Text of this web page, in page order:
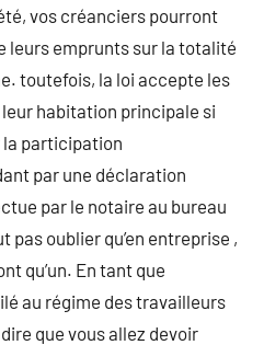
vos créanciers pourront
leurs emprunts sur la totalité
toutefois, la loi accepte les
habitation principale si
la participation
par une déclaration
par le notaire au bureau
pas oublier qu’en entreprise ,
qu’un. En tant que
au régime des travailleurs
que vous allez devoir